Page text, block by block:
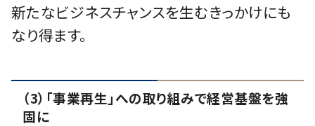
新たなビジネスチャンスを生むきっかけにも
なり得ます。
（3）「事業再生」への取り組みで経営基盤を強
固に